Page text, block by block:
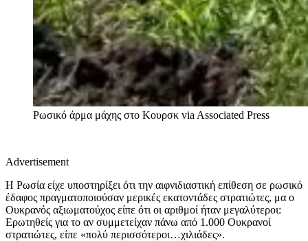
Ρωσικό άρμα μάχης στο Κουρσκ via Associated Press
Advertisement
Η Ρωσία είχε υποστηρίξει ότι την αιφνιδιαστική επίθεση σε ρωσικό
έδαφος πραγματοποιούσαν μερικές εκατοντάδες στρατιώτες, μα ο
Ουκρανός αξιωματούχος είπε ότι οι αριθμοί ήταν μεγαλύτεροι:
Ερωτηθείς για το αν συμμετείχαν πάνω από 1.000 Ουκρανοί
στρατιώτες, είπε «πολύ περισσότεροι…χιλιάδες».